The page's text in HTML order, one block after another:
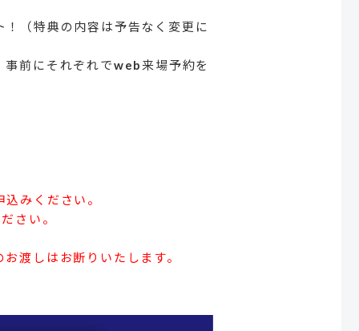
（特典の内容は予告なく変更に
前にそれぞれでweb来場予約を
みください。
さい。
渡しはお断りいたします。